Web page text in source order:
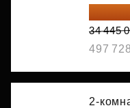
30 311
34 445
497
2-